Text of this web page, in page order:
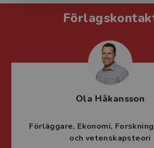
Ola Håkansson
Förläggare Ekonomi
och vetenskapsteori